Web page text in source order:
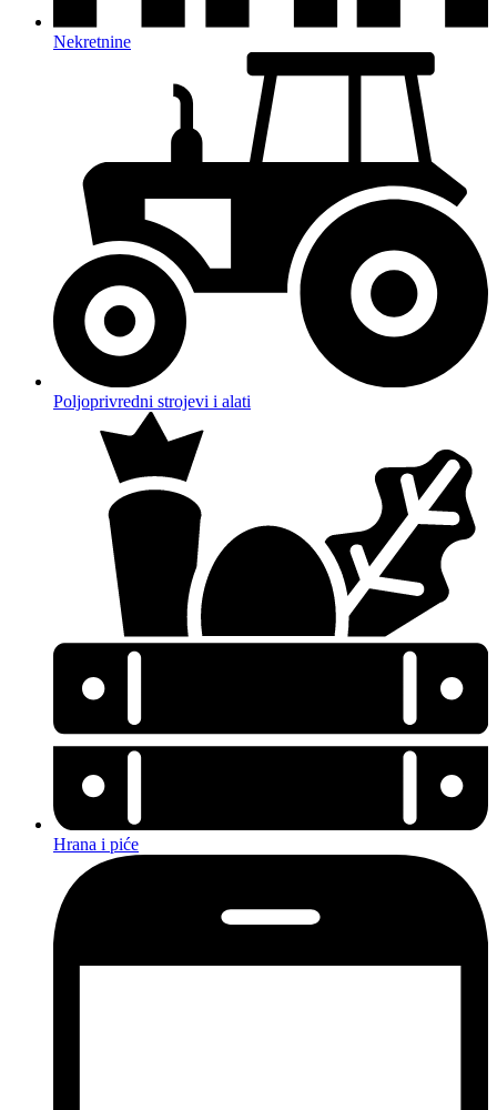
Nekretnine
Poljoprivredni strojevi i alati
Hrana i piće